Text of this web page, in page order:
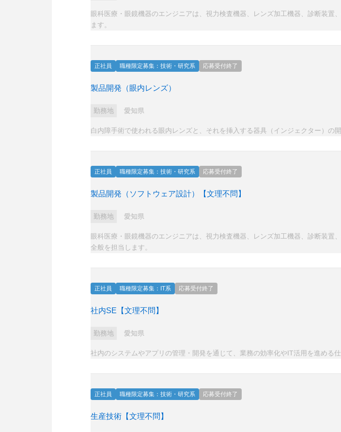
眼科医療・眼鏡機器のエンジニアは、視力検査機器、レンズ加工機器、診断装置
ます。
正社員 職種限定募集：技術・研究系 応募受付終了
製品開発（眼内レンズ）
勤務地 愛知県
白内障手術で使われる眼内レンズと、それを挿入する器具（インジェクター）の
正社員 職種限定募集：技術・研究系 応募受付終了
製品開発（ソフトウェア設計）【文理不問】
勤務地 愛知県
眼科医療・眼鏡機器のエンジニアは、視力検査機器、レンズ加工機器、診断装
全般を担当します。
正社員 職種限定募集：IT系 応募受付終了
社内SE【文理不問】
勤務地 愛知県
社内のシステムやアプリの管理・開発を通じて、業務の効率化やIT活用を進める仕
正社員 職種限定募集：技術・研究系 応募受付終了
生産技術【文理不問】